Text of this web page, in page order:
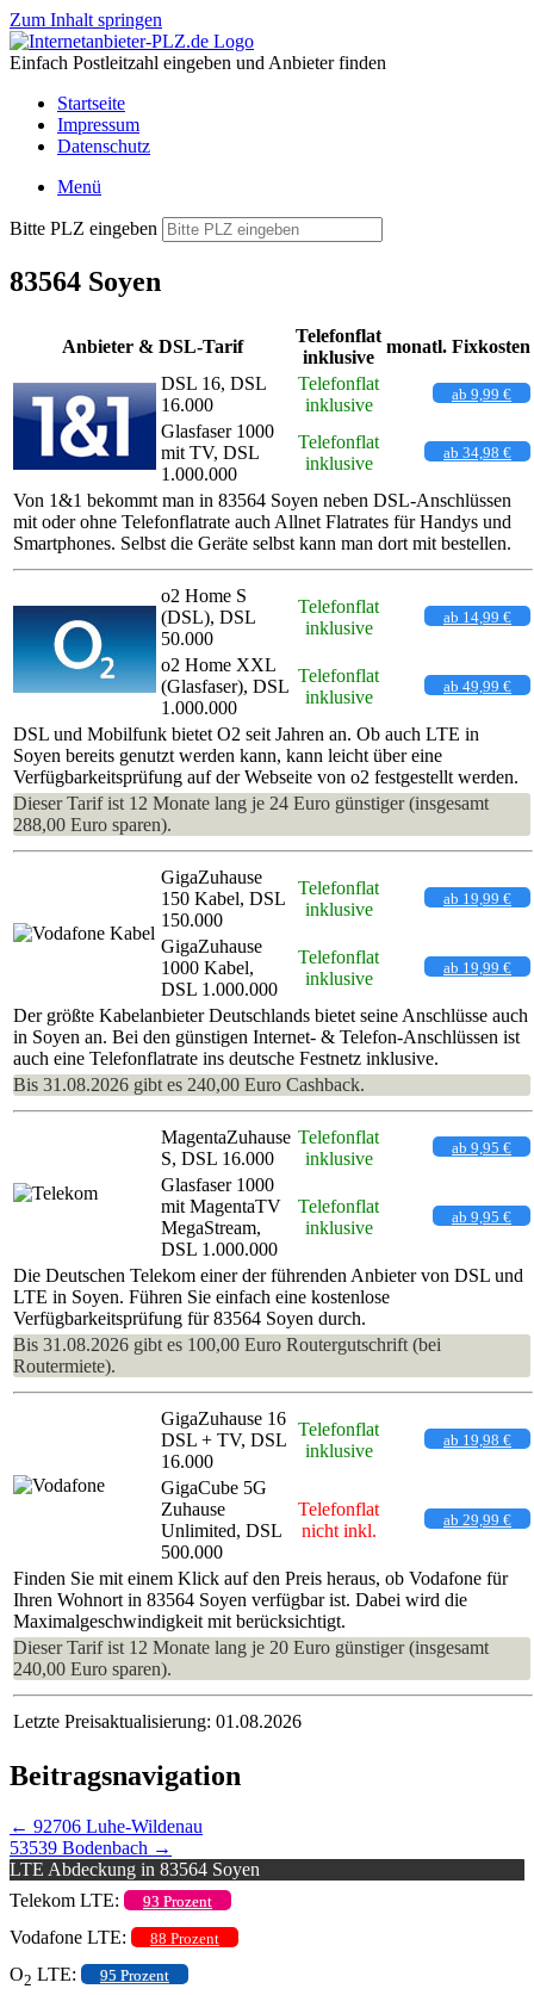
Zum Inhalt springen
Einfach Postleitzahl eingeben und Anbieter finden
Startseite
Impressum
Datenschutz
Menü
Bitte PLZ eingeben
83564 Soyen
Anbieter & DSL-Tarif
Telefonflat
inklusive
monatl. Fixkosten
DSL 16, DSL
16.000
Telefonflat
inklusive
ab 9,99 €
Glasfaser 1000
mit TV, DSL
1.000.000
Telefonflat
inklusive
ab 34,98 €
Von 1&1 bekommt man in 83564 Soyen neben DSL-Anschlüssen
mit oder ohne Telefonflatrate auch Allnet Flatrates für Handys und
Smartphones. Selbst die Geräte selbst kann man dort mit bestellen.
o2 Home S
(DSL), DSL
50.000
Telefonflat
inklusive
ab 14,99 €
o2 Home XXL
(Glasfaser), DSL
1.000.000
Telefonflat
inklusive
ab 49,99 €
DSL und Mobilfunk bietet O2 seit Jahren an. Ob auch LTE in
Soyen bereits genutzt werden kann, kann leicht über eine
Verfügbarkeitsprüfung auf der Webseite von o2 festgestellt werden.
Dieser Tarif ist 12 Monate lang je 24 Euro günstiger (insgesamt
288,00 Euro sparen).
GigaZuhause
150 Kabel, DSL
150.000
Telefonflat
inklusive
ab 19,99 €
GigaZuhause
1000 Kabel,
DSL 1.000.000
Telefonflat
inklusive
ab 19,99 €
Der größte Kabelanbieter Deutschlands bietet seine Anschlüsse auch
in Soyen an. Bei den günstigen Internet- & Telefon-Anschlüssen ist
auch eine Telefonflatrate ins deutsche Festnetz inklusive.
Bis 31.08.2026 gibt es 240,00 Euro Cashback.
MagentaZuhause
S, DSL 16.000
Telefonflat
inklusive
ab 9,95 €
Glasfaser 1000
mit MagentaTV
MegaStream,
DSL 1.000.000
Telefonflat
inklusive
ab 9,95 €
Die Deutschen Telekom einer der führenden Anbieter von DSL und
LTE in Soyen. Führen Sie einfach eine kostenlose
Verfügbarkeitsprüfung für 83564 Soyen durch.
Bis 31.08.2026 gibt es 100,00 Euro Routergutschrift (bei
Routermiete).
GigaZuhause 16
DSL + TV, DSL
16.000
Telefonflat
inklusive
ab 19,98 €
GigaCube 5G
Zuhause
Unlimited, DSL
500.000
Telefonflat
nicht inkl.
ab 29,99 €
Finden Sie mit einem Klick auf den Preis heraus, ob Vodafone für
Ihren Wohnort in 83564 Soyen verfügbar ist. Dabei wird die
Maximalgeschwindigkeit mit berücksichtigt.
Dieser Tarif ist 12 Monate lang je 20 Euro günstiger (insgesamt
240,00 Euro sparen).
Letzte Preisaktualisierung: 01.08.2026
Beitragsnavigation
← 92706 Luhe-Wildenau
53539 Bodenbach →
LTE Abdeckung in 83564 Soyen
Telekom LTE:
93 Prozent
Vodafone LTE: 88 Prozent
O2 LTE: 95 Prozent